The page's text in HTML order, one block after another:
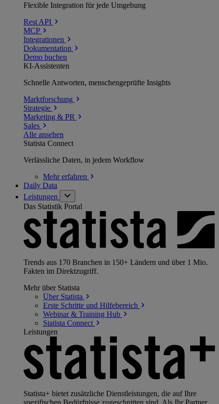
Flexible Integration für jede Umgebung
Rest API
MCP
Integrationen
Dokumentation
Demo buchen
KI-Assistenten
Schnelle Antworten, menschengeprüfte Insights
Marktforschung
Strategie
Marketing & PR
Sales
Alle ansehen
Statista Connect
Verlässliche Daten, in jedem Workflow
Mehrerfahren
Daily Data
Leistungen
Das Statistik Portal
Trends aus 170 Branchen in 150+ Ländern und über 1 Mio.
Fakten im Direktzugriff.
Mehr über Statista
Über Statista
Erste Schritte und Hilfebereich
Webinar & Training Hub
Statista Connect
Leistungen
Statista+ bietet zusätzliche Dienstleistungen, die auf Ihre
spezifischen Bedürfnisse zugeschnitten sind. Als Ihr Partner